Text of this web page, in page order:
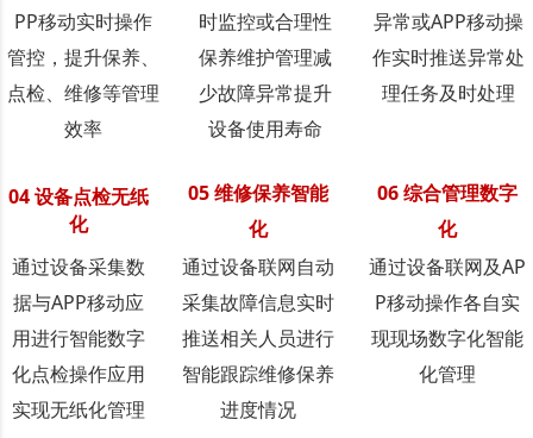
PP移动实时操作
管控，提升保养、
点检、维修等管理
效率
时监控或合理性
保养维护管理减
少故障异常提升
设备使用寿命
异常或APP移动操
作实时推送异常处
理任务及时处理
04 设备点检无纸
化
05 维修保养智能
化
06 综合管理数字
化
通过设备采集数
据与APP移动应
用进行智能数字
化点检操作应用
实现无纸化管理
通过设备联网自动
采集故障信息实时
推送相关人员进行
智能跟踪维修保养
进度情况
通过设备联网及AP
P移动操作各自实
现现场数字化智能
化管理